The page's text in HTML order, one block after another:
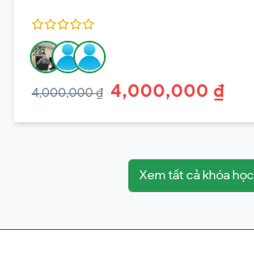
4,000,000 ₫ 4,000,000 ₫
Xem tất cả khóa học